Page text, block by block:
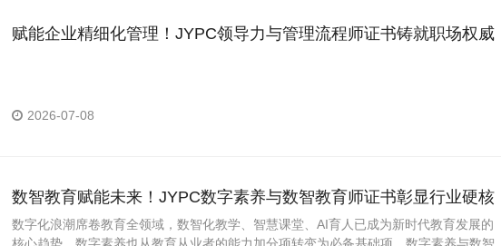
赋能企业精细化管理！JYPC领导力与管理流程师证书铸就职场权威
2026-07-08
数智教育赋能未来！JYPC数字素养与数智教育师证书彰显行业硬核
价值
数字化浪潮席卷教育全领域，数智化教学、智慧课堂、AI育人已成为新时代教育发展的